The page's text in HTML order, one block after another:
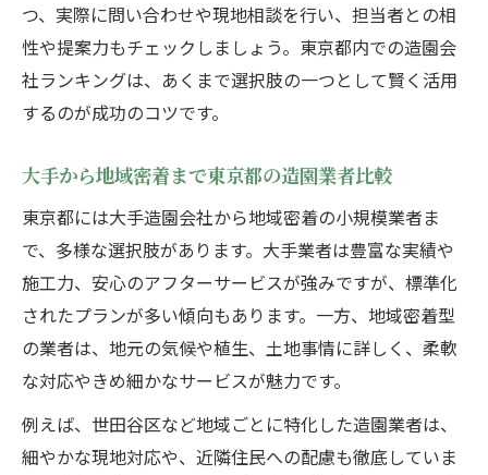
つ、実際に問い合わせや現地相談を行い、担当者との相
性や提案力もチェックしましょう。東京都内での造園会
社ランキングは、あくまで選択肢の一つとして賢く活用
するのが成功のコツです。
大手から地域密着まで東京都の造園業者比較
東京都には大手造園会社から地域密着の小規模業者ま
で、多様な選択肢があります。大手業者は豊富な実績や
施工力、安心のアフターサービスが強みですが、標準化
されたプランが多い傾向もあります。一方、地域密着型
の業者は、地元の気候や植生、土地事情に詳しく、柔軟
な対応やきめ細かなサービスが魅力です。
例えば、世田谷区など地域ごとに特化した造園業者は、
細やかな現地対応や、近隣住民への配慮も徹底していま